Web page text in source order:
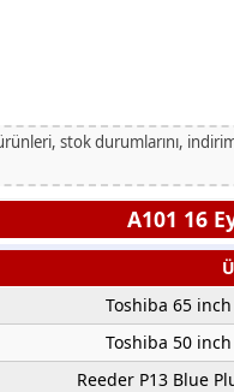
stok durumlarını,
A101 16
Toshiba 65
Toshiba 50
Reeder P13 Blue